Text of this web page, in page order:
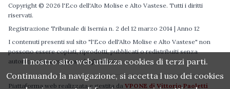
Copyright © 2026 l'Eco dell'Alto Molise e Alto Vastese. Tutti i diritti
riservati.
Registrazione Tribunale di Isernia n. 2 del 12 marzo 2014 | Anno 12
I contenuti presenti sul sito "l'Eco dell'Alto Molise e Alto Vastese" non
possono essere copiati, riprodotti, pubblicati o redistribuiti senza
autorizzazione espressa degli autori.
Piattaforma web realizzata e gestita da VPONE di Vittorio Paoletti
Il nostro sito web utilizza cookies di terzi parti.
Continuando la navigazione, si accetta l uso dei cookies